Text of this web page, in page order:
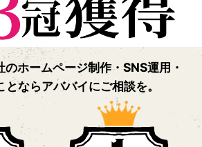
ホームページ制作・SNS運用・
ならアババイにご相談を。